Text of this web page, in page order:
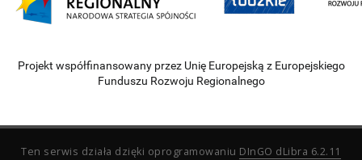
Projekt współfinansowany przez Unię Europejską z Europejskiego
Funduszu Rozwoju Regionalnego
Ten serwis działa dzięki oprogramowaniu DInGO dLibra 6.2.11